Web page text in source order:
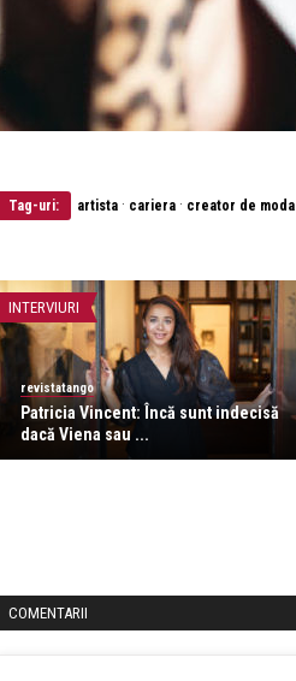
Tag-uri: artista · cariera · creator de moda
INTERVIURI
revistatango
Patricia Vincent: Încă sunt indecisă
dacă Viena sau ...
COMENTARII